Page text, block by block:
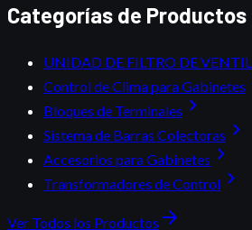
Categorías de Productos
UNIDAD DE FILTRO DE
Control de Clima para Gabinetes
Bloques de Terminales chevron_right
Sistema de Barras Colectoras chevron_right
Accesorios para Gabinetes chevron_right
Transformadores de Control chevron_right
Ver Todos los Productos arrow_forward